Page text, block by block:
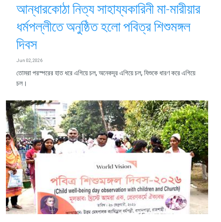
আন্ধারকোঠা নিত্য সাহায্যকারিনী মা-মারীয়ার
ধর্মপল্লীতে অনুষ্ঠিত হলো পবিত্র শিশুমঙ্গল
দিবস
Jun 02, 2026
তোমরা পরস্পরের হাত ধরে এগিয়ে চল, অনেকদূর এগিয়ে চল, যিশুকে ধারণ করে এগিয়ে
চল।